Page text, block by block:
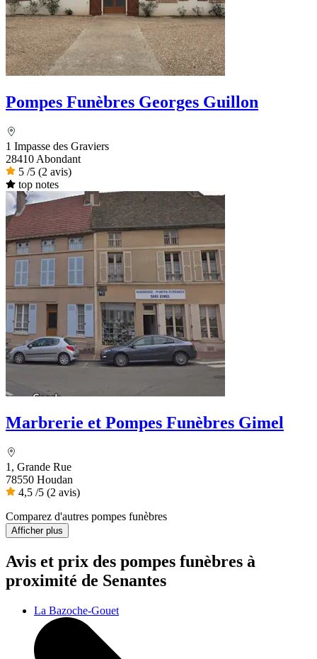
Pompes Funèbres Georges Guillon
1 Impasse des Graviers
28410 Abondant
5 /5 (2 avis)
top notes
Marbrerie et Pompes Funèbres Gimel
1, Grande Rue
78550 Houdan
4,5 /5 (2 avis)
Comparez d'autres pompes funèbres
Afficher plus
Avis et prix des pompes funèbres à
proximité de Senantes
La Bazoche-Gouet